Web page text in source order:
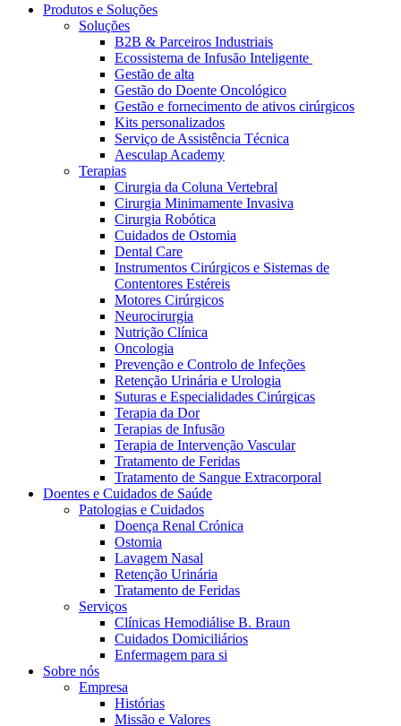
Catálogo de Produtos
Encontre o produto que procura. Visite o catálogo de produtos
da B. Braun com o nosso portfólio completo.
Centro de Inovação
Vamos impulsionar juntos a inovação na tecnologia médica.
Saiba mais sobre o nosso centro de inovação e apresente a sua
Contactos
Em diálogo com a B. Braun. Entre em contacto connosco
Produtos e Soluções
Soluções
B2B & Parceiros Industriais
Ecossistema de Infusão Inteligente
Gestão de alta
Gestão do Doente Oncológico
Gestão e fornecimento de ativos cirúrgicos
Kits personalizados
Serviço de Assistência Técnica
Aesculap Academy
Terapias
Cirurgia da Coluna Vertebral
Cirurgia Minimamente Invasiva
Cirurgia Robótica
Cuidados de Ostomia
Dental Care
Instrumentos Cirúrgicos e Sistemas de
Contentores Estéreis
Motores Cirúrgicos
Neurocirurgia
Nutrição Clínica
Oncologia
Prevenção e Controlo de Infeções
Retenção Urinária e Urologia
Suturas e Especialidades Cirúrgicas
Terapia da Dor
Terapias de Infusão
Terapia de Intervenção Vascular
Tratamento de Feridas
Tratamento de Sangue Extracorporal
Doentes e Cuidados de Saúde
Patologias e Cuidados
Doença Renal Crónica
Ostomia
Lavagem Nasal
Retenção Urinária
Tratamento de Feridas
Serviços
Clínicas Hemodiálise B. Braun
Cuidados Domiciliários
Enfermagem para si
Sobre nós
Empresa
Histórias
Missão e Valores